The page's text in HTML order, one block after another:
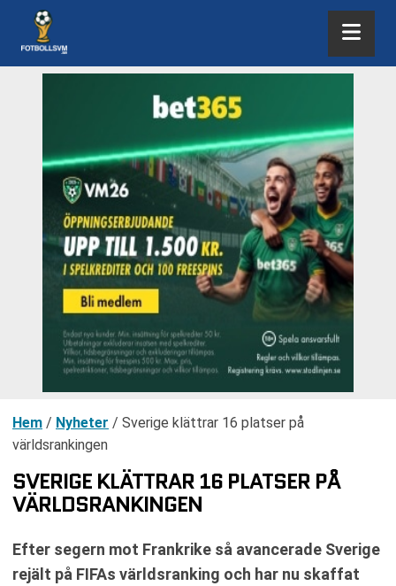
Hem / Nyheter / Sverige klättrar 16 platser på
världsrankingen
SVERIGE KLÄTTRAR 16 PLATSER PÅ
VÄRLDSRANKINGEN
Efter segern mot Frankrike så avancerade Sverige
rejält på FIFAs världsranking och har nu skaffat